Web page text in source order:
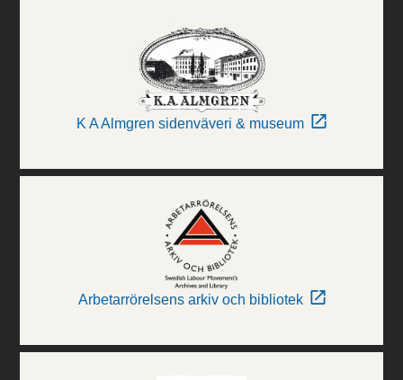
K A Almgren sidenväveri & museum
Arbetarrörelsens arkiv och bibliotek